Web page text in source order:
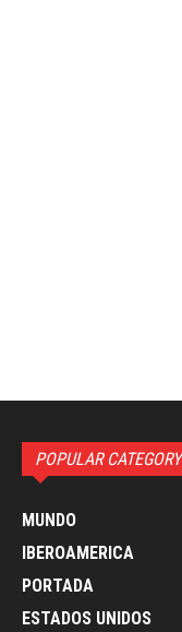
POPULAR CATEGORY
MUNDO
IBEROAMERICA
PORTADA
ESTADOS UNIDOS